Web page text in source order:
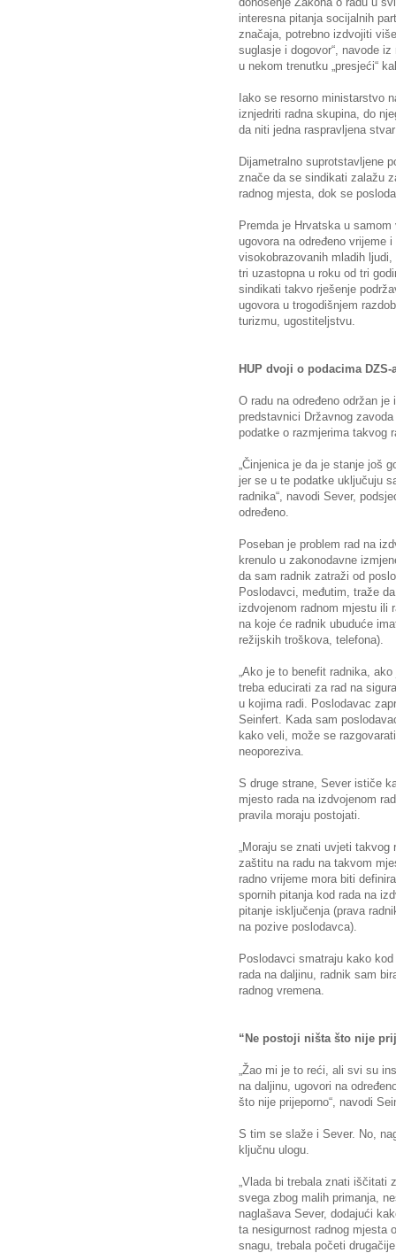
interesna pitanja socijalnih
značaja, potrebno izdvojiti
suglasje i dogovor“, navode
u nekom trenutku „presjeći“
Iako se resorno ministarstvo
iznjedriti radna skupina, do
da niti jedna raspravljena
Dijametralno suprotstavljene
znače da se sindikati zalažu
radnog mjesta, dok se
Premda je Hrvatska u
ugovora na određeno vrijeme
visokobrazovanih mladih
tri uzastopna u roku od tri
sindikati takvo rješenje
ugovora u trogodišnjem
turizmu, ugostiteljstvu.
HUP dvoji o podacima DZS-
O radu na određeno održan
predstavnici Državnog
podatke o razmjerima takvog
„Činjenica je da je stanje još
jer se u te podatke uključuju
radnika“, navodi Sever,
određeno.
Poseban je problem rad na
krenulo u zakonodavne
da sam radnik zatraži od
Poslodavci, međutim, traže
izdvojenom radnom mjestu ili
na koje će radnik ubuduće
režijskih troškova, telefona).
„Ako je to benefit radnika,
treba educirati za rad na
u kojima radi. Poslodavac
Seinfert. Kada sam
kako veli, može se
neoporeziva.
S druge strane, Sever ističe
mjesto rada na izdvojenom
pravila moraju postojati.
„Moraju se znati uvjeti
zaštitu na radu na takvom
radno vrijeme mora biti
spornih pitanja kod rada na
pitanje isključenja (prava
na pozive poslodavca).
Poslodavci smatraju kako
rada na daljinu, radnik sam
radnog vremena.
“Ne postoji ništa što nije
„Žao mi je to reći, ali svi su
na daljinu, ugovori na
što nije prijeporno“, navodi
S tim se slaže i Sever. No,
ključnu ulogu.
„Vlada bi trebala znati iščitati
svega zbog malih primanja,
naglašava Sever, dodajući
ta nesigurnost radnog mjesta
snagu, trebala početi